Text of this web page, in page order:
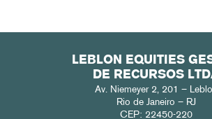
LEBLON EQUITIES
DE RECURSOS
Av. Niemeyer 2, 201 –
Rio de Janeiro – RJ
CEP: 22450-220